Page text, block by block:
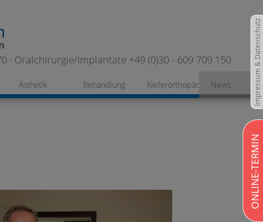
Impressum & Datenschutz
ONLINE-TERMIN
· Oralchirurgie/Implantate +49 (0)30 - 609 709 150
Ästhetik Behandlung Kieferorthopädie News